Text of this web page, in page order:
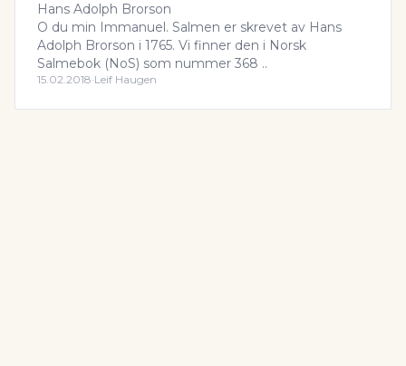
Hans Adolph Brorson
O du min Immanuel. Salmen er skrevet av Hans
Adolph Brorson i 1765. Vi finner den i Norsk
Salmebok (NoS) som nummer 368 ..
15.02.2018·Leif Haugen